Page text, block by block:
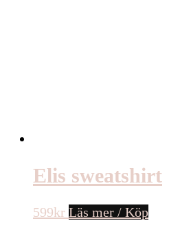
Elis sweatshirt
599kr Läs mer / Köp